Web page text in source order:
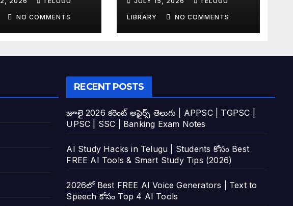
AI Tools
NO COMMENTS
Affairs Notes for
TSPSC, APPSC,
UPSC, SSC &
LIBRARY NO COMMENTS
RECENT POSTS
జూలై 2026 కరెంట్ అఫైర్స్ తెలుగు | APPSC | TGPSC |
UPSC | SSC | Banking Exam Notes
AI Study Hacks in Telugu | Students కోసం Best
FREE AI Tools & Smart Study Tips (2026)
2026లో Best FREE AI Voice Generators | Text to
Speech కోసం Top 4 AI Tools